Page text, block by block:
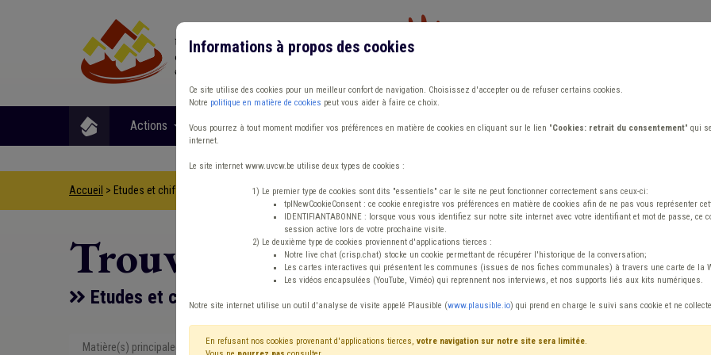
Actions Matières Formations Publications Outils Fiches
Accueil > Etudes et chiffres CPAS Enquête Prix
Trouver un contenu
Etudes et chiffres CPAS Enquête Prix
Matière(s) principale(s) Etudes et chiffres Avis / Actions
Informations à propos des cookies
Ce site utilise des cookies pour un meilleur confort de navigation. Choisissez d'accepter ou de refuser certains cookies.
Notre politique en matière de cookies peut vous aider à faire ce choix.
Vous pourrez à tout moment modifier vos préférences en matière de cookies en cliquant sur le lien "Cookies: retrait du consentement" qui
internet.
Le site internet www.uvcw.be utilise deux types de cookies :
1) Le premier type de cookies sont dits "essentiels" car le site ne peut fonctionner correctement sans ceux-ci:
tplNewCookieConsent : ce cookie enregistre vos préférences en matière de cookies afin de ne pas vous représenter
IDENTIFIANTABONNE : lorsque vous vous identifiez sur notre site internet avec votre identifiant et mot de passe, ce
session active lors de votre prochaine visite.
2) Le deuxième type de cookies proviennent d'applications tierces :
Notre live chat (crisp.chat) stocke un cookie permettant de récupérer l'historique de la conversation;
Les cartes interactives qui présentent les communes (issues de nos fiches communales) à travers une carte de la
Les vidéos encapsulées (YouTube, Viméo) qui reprennent nos interviews, et nos supports liés aux kits numériques.
Notre site internet utilise un outil d'analyse de visite appelé Plausible (www.plausible.io) qui prend en charge le suivi sans cookie et ne
En refusant nos cookies provenant d'applications tierces, votre navigation sur notre site sera limitée.